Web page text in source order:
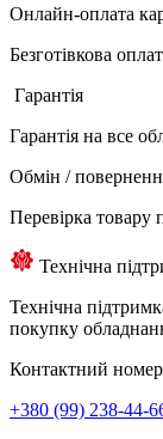
Онлайн-оплата
Безготівкова
Гарантія
Гарантія на все
Обмін /
Перевірка товару
Технічна
Технічна
покупку
Контактний
+380 (99) 238-44-